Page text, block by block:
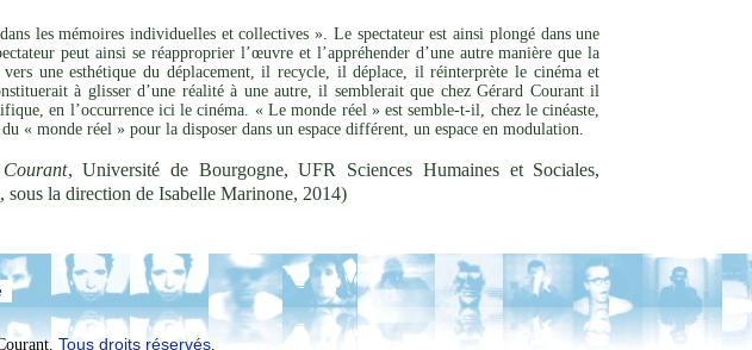
les mémoires individuelles et collectives ». Le spectateur est ainsi plongé dans une
peut ainsi se réapproprier l’œuvre et l’appréhender d’une autre manière que la
une esthétique du déplacement, il recycle, il déplace, il réinterprète le cinéma et
à glisser d’une réalité à une autre, il semblerait que chez Gérard Courant il
en l’occurrence ici le cinéma. « Le monde réel » est semble-t-il, chez le cinéaste,
« monde réel » pour la disposer dans un espace différent, un espace en modulation.
, Université de Bourgogne, UFR Sciences Humaines et Sociales,
la direction de Isabelle Marinone, 2014)
Tous droits réservés.